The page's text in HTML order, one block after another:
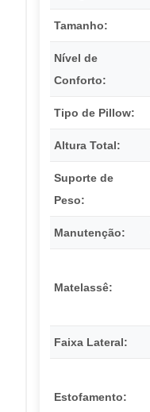
Tamanho:
Nível de
Conforto:
Tipo de Pillow:
Altura Total:
Suporte de
Peso:
Manutenção:
Matelassê:
Faixa Lateral:
Estofamento: